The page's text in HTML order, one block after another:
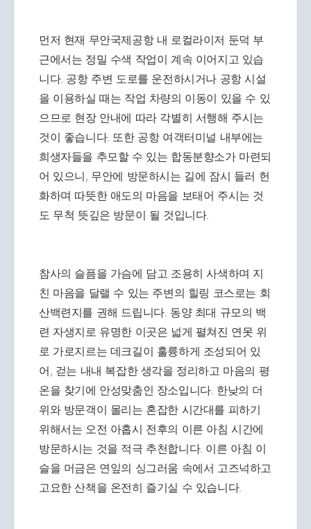
먼저 현재 무안국제공항 내 로컬라이저 둔덕 부
근에서는 정밀 수색 작업이 계속 이어지고 있습
니다. 공항 주변 도로를 운전하시거나 공항 시설
을 이용하실 때는 작업 차량의 이동이 있을 수 있
으므로 현장 안내에 따라 각별히 서행해 주시는
것이 좋습니다. 또한 공항 여객터미널 내부에는
희생자들을 추모할 수 있는 합동분향소가 마련되
어 있으니, 무안에 방문하시는 길에 잠시 들러 헌
화하며 따뜻한 애도의 마음을 보태어 주시는 것
도 무척 뜻깊은 방문이 될 것입니다.
참사의 슬픔을 가슴에 담고 조용히 사색하며 지
친 마음을 달랠 수 있는 주변의 힐링 코스로는 회
산백련지를 권해 드립니다. 동양 최대 규모의 백
련 자생지로 유명한 이곳은 넓게 펼쳐진 연못 위
로 가로지르는 데크길이 훌륭하게 조성되어 있
어, 걷는 내내 복잡한 생각을 정리하고 마음의 평
온을 찾기에 안성맞춤인 장소입니다. 한낮의 더
위와 방문객이 몰리는 혼잡한 시간대를 피하기
위해서는 오전 아홉시 전후의 이른 아침 시간에
방문하시는 것을 적극 추천합니다. 이른 아침 이
슬을 머금은 연잎의 싱그러움 속에서 고즈넉하고
고요한 산책을 온전히 즐기실 수 있습니다.